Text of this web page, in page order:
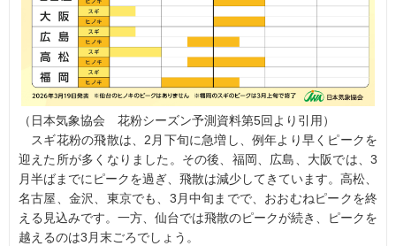
（日本気象協会 花粉シーズン予測資料第5回より引用）
スギ花粉の飛散は、2月下旬に急増し、例年より早くピークを
迎えた所が多くなりました。その後、福岡、広島、大阪では、3
月半ばまでにピークを過ぎ、飛散は減少してきています。高松、
名古屋、金沢、東京でも、3月中旬までで、おおむねピークを終
える見込みです。一方、仙台では飛散のピークが続き、ピークを
越えるのは3月末ごろでしょう。